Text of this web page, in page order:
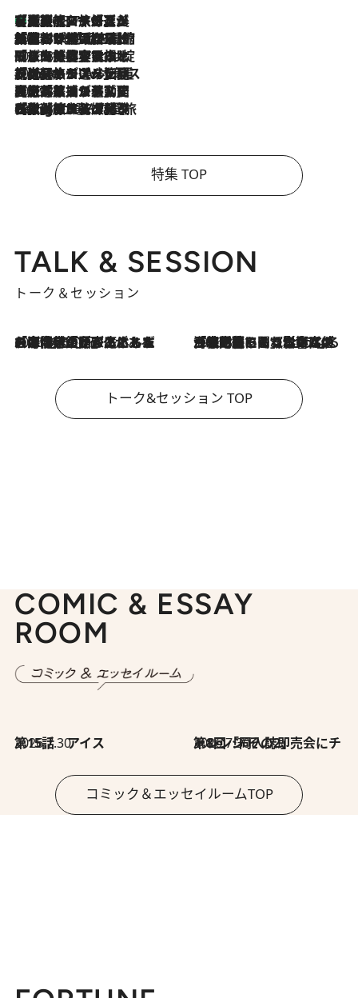
2026.8.7
【厳選旅コスメ】「多機能アイテムがメイン！」旅好き美容エディターが選んだ夏旅ベストコスメを発表【Mサイズジップ】
2026.8.6
「荷物が増えるほど旅ストレスは増す」美容ジャーナリストがたどり着いた最終結論。“化粧品を劇的に減らす”感動の凝縮美容とは
2026.8.6
「旅先には金髪ウィッグを持参」日本と同じメイクでは損してる!? 美容ジャーナリストが提案する“掟破りの旅美容”とは
2026.8.6
【厳選旅コスメ】「身軽さ＆UV対策重視！」ヘアアーティストshucoが選んだ夏旅ベストコスメを発表【Mサイズジップ】
2026.8.5
【厳選旅コスメ】国内をあちこち移動する河井菜摘が選んだ夏旅ベストコスメ発表！「リラックスアイテムはマスト」【Mサイズジップ】
2026.8.4
【厳選旅コスメ】「紫外線＆乾燥対策しながらメイク感も！」ヘア＆メイクGeorgeが選んだ夏旅ベストコスメを発表！【Mサイズジップ】
特集 TOP
TALK & SESSION
トーク＆セッション
2026.8.3
「今後値上げがあるとすれば…」「リスクがあるのは今年の冬」エネルギー専門家が語る、ホルムズ海峡封鎖が家庭にもたらす“ある心配” 2026.8.3
「住宅建てられない…」「サーチャージ料の高値が続いている」ホルムズ海峡封鎖による影響はいつまで続く？《エネルギー専門家に聞く“どうなる日本の暮らし”》
トーク&セッション TOP
COMIC & ESSAY
ROOM
2026.7.30
第15話 アイス 2026.7.30
第8回「同人誌即売会にチャレンジ その2」
コミック＆エッセイルームTOP